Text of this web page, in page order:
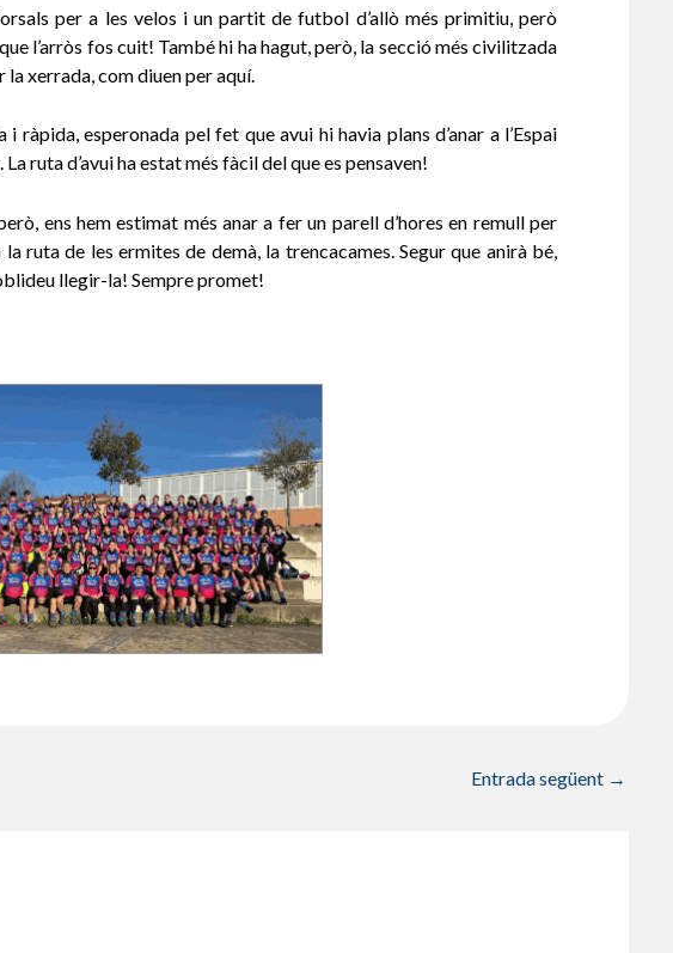
per a les velos i un partit de futbol d’allò més primitiu, però
l’arròs fos cuit! També hi ha hagut, però, la secció més civilitzada
xerrada, com diuen per aquí.
ràpida, esperonada pel fet que avui hi havia plans d’anar a l’Espai
ruta d’avui ha estat més fàcil del que es pensaven!
ens hem estimat més anar a fer un parell d’hores en remull per
ruta de les ermites de demà, la trencacames. Segur que anirà bé,
llegir-la! Sempre promet!
Entrada següent →